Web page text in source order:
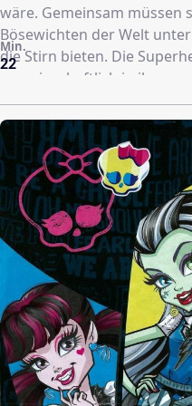
wäre. Gemeinsam müssen
Bösewichten der Welt
die Stirn bieten. Die
gemeinschaftlich in ihrem
Avengers Tower. Egal, ob
erobern, Attuma mit der
York einmarschiert oder
auf die Welt loslässt: Die
gewinnen, wenn sie
das aufgrund ihrer
einfach ist.
22
Min.